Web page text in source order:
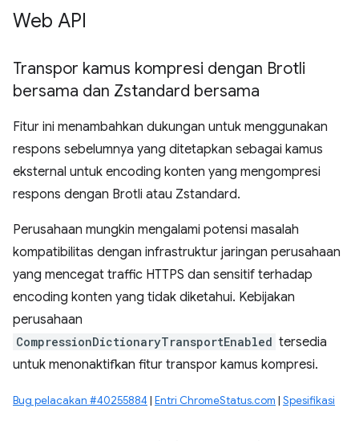
Web API
Transpor kamus kompresi dengan Brotli
bersama dan Zstandard bersama
Fitur ini menambahkan dukungan untuk menggunakan
respons sebelumnya yang ditetapkan sebagai kamus
eksternal untuk encoding konten yang mengompresi
respons dengan Brotli atau Zstandard.
Perusahaan mungkin mengalami potensi masalah
kompatibilitas dengan infrastruktur jaringan perusahaan
yang mencegat traffic HTTPS dan sensitif terhadap
encoding konten yang tidak diketahui. Kebijakan
perusahaan
CompressionDictionaryTransportEnabled tersedia
untuk menonaktifkan fitur transpor kamus kompresi.
Bug pelacakan #40255884 | Entri ChromeStatus.com | Spesifikasi